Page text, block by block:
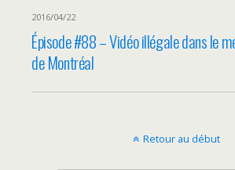
2016/04/22
Épisode #88 – Vidéo illégale dans le
de Montréal
Retour au début